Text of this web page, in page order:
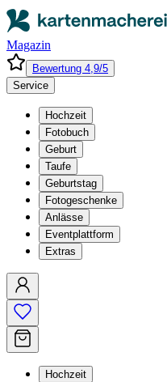
Magazin
Bewertung 4,9/5
Service
Hochzeit
Fotobuch
Geburt
Taufe
Geburtstag
Fotogeschenke
Anlässe
Eventplattform
Extras
Hochzeit